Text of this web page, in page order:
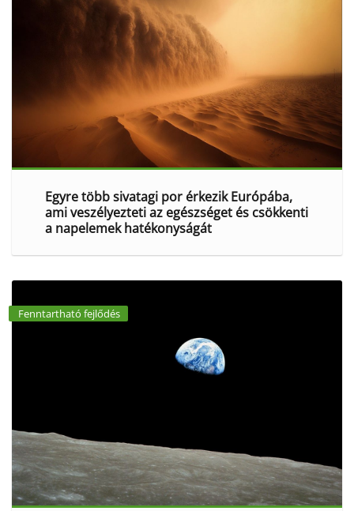
Egyre több sivatagi por érkezik Európába,
ami veszélyezteti az egészséget és csökkenti
a napelemek hatékonyságát
Fenntartható fejlődés